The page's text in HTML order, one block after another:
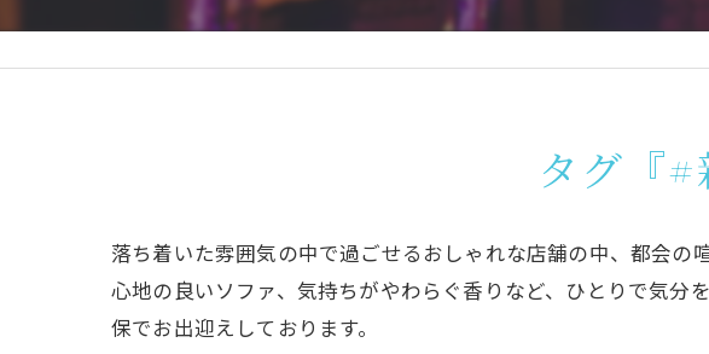
タグ『
落ち着いた雰囲気の中で過ごせるおしゃれな店舗の中、都会
心地の良いソファ、気持ちがやわらぐ香りなど、ひとりで気
保でお出迎えしております。